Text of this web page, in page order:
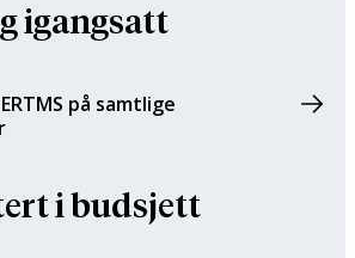
igangsatt
på samtlige
i budsjett